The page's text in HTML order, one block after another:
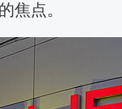
焦点。